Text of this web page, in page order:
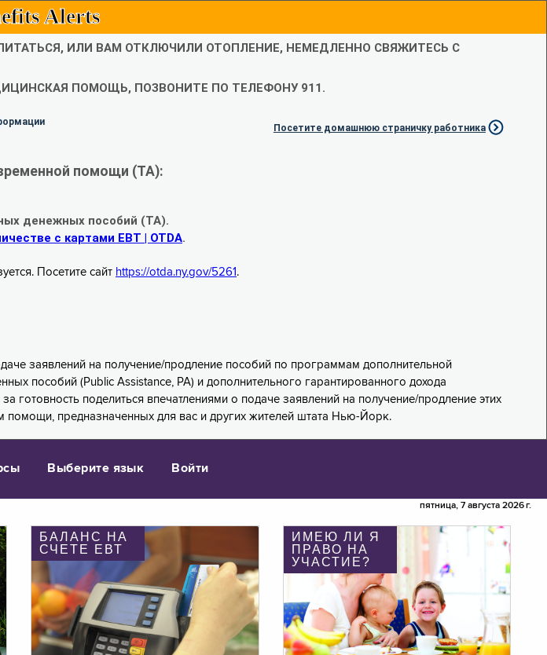
Alerts
ИЛИ ВАМ ОТКЛЮЧИЛИ ОТОПЛЕНИЕ, НЕМЕДЛЕННО СВЯЖИТЕСЬ С
ПОМОЩЬ, ПОЗВОНИТЕ ПО ТЕЛЕФОНУ 911.
Посетите домашнюю страничку работника
помощи (TA):
денежных пособий (TA).
с картами EBT | OTDA.
Посетите сайт https://otda.ny.gov/5261 .
заявлений на получение/продление пособий по программам дополнительной
пособий (Public Assistance, PA) и дополнительного гарантированного дохода
поделиться впечатлениями о подаче заявлений на получение/продление этих
предназначенных для вас и других жителей штата Нью-Йорк.
Выберите язык Войти
пятница, 7 августа 2026 г.
БАЛАНС НА
СЧЕТЕ ЕВТ
ИМЕЮ ЛИ Я
ПРАВО НА
УЧАСТИЕ?